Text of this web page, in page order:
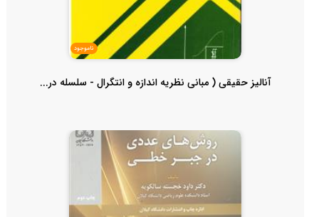
ناموجود
آنالیز حقیقی ( مبانی نظریه اندازه و انتگرال - سلسله در...